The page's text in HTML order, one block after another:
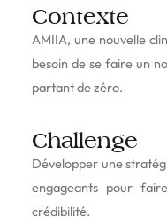
Contexte
AMIIA, une nouvelle
besoin de se faire un
partant de zéro.
Challenge
Développer une
engageants pour
crédibilité.